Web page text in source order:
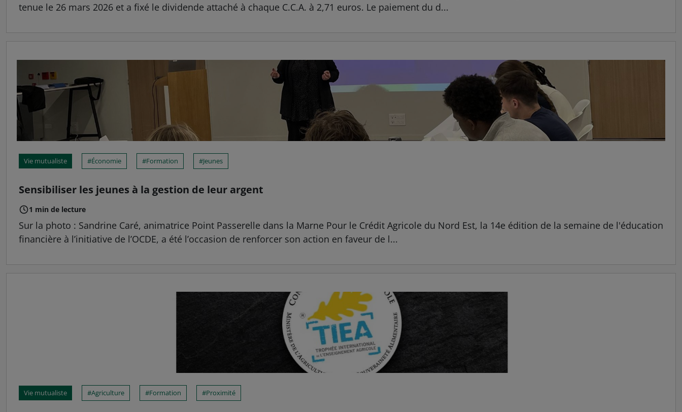
tenue le 26 mars 2026 et a fixé le dividende attaché à chaque C.C.A. à 2,71 euros. Le paiement du d...
Vie mutualiste Économie Formation Jeunes
Sensibiliser les jeunes à la gestion de leur argent
1 min de lecture
Sur la photo : Sandrine Caré, animatrice Point Passerelle dans la Marne Pour le Crédit Agricole du Nord Est, la 14e édition de la semaine de l'éducation
financière à l’initiative de l’OCDE, a été l’occasion de renforcer son action en faveur de l...
Vie mutualiste Agriculture Formation Proximité